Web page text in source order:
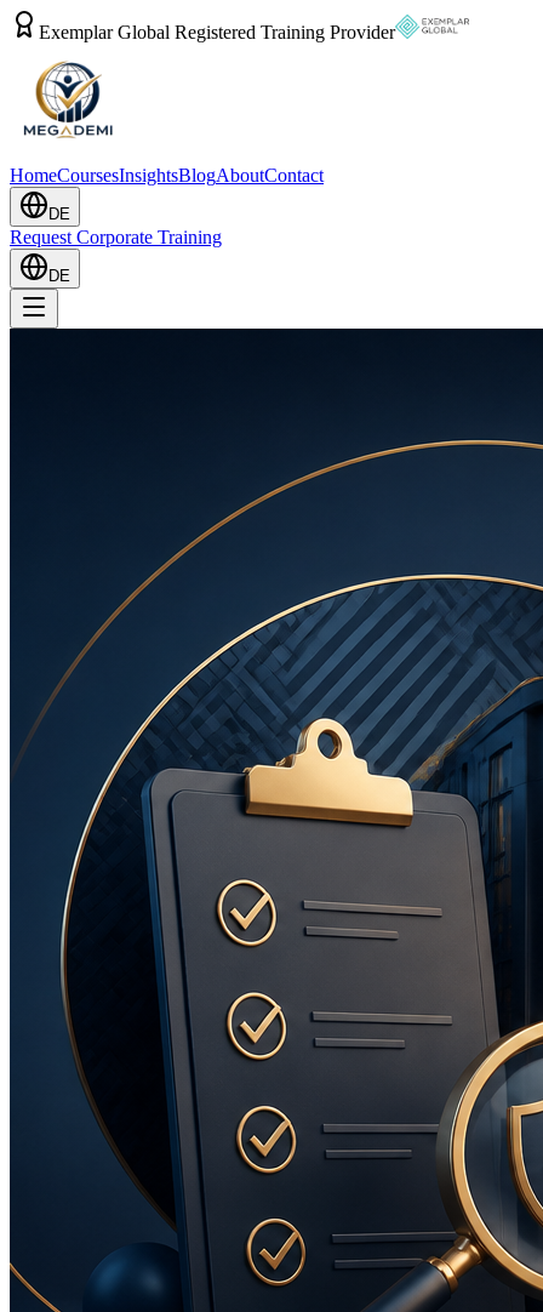
Exemplar Global Registered Training Provider
HomeCoursesInsightsBlogAboutContact
DE
Request Corporate Training
DE